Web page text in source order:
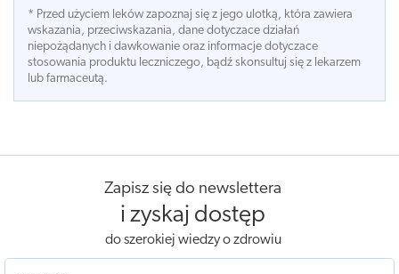
* Przed użyciem leków zapoznaj się z jego ulotką, która zawiera
wskazania, przeciwskazania, dane dotyczace działań
niepożądanych i dawkowanie oraz informacje dotyczace
stosowania produktu leczniczego, bądź skonsultuj się z lekarzem
lub farmaceutą.
Zapisz się do newslettera
i zyskaj dostęp
do szerokiej wiedzy o zdrowiu